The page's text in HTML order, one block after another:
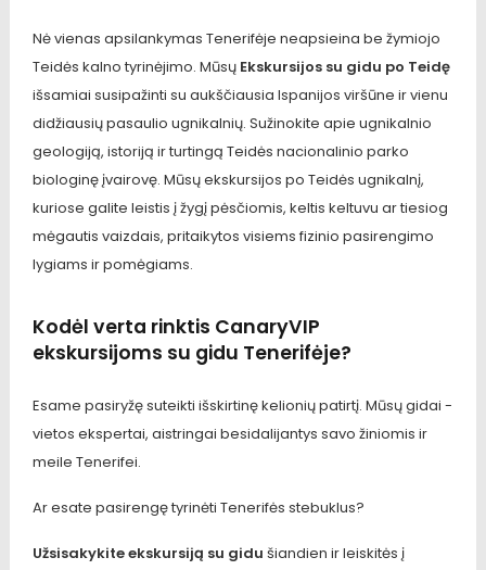
Nė vienas apsilankymas Tenerifėje neapsieina be žymiojo
Teidės kalno tyrinėjimo. Mūsų Ekskursijos su gidu po Teidę
išsamiai susipažinti su aukščiausia Ispanijos viršūne ir vienu
didžiausių pasaulio ugnikalnių. Sužinokite apie ugnikalnio
geologiją, istoriją ir turtingą Teidės nacionalinio parko
biologinę įvairovę. Mūsų ekskursijos po Teidės ugnikalnį,
kuriose galite leistis į žygį pėsčiomis, keltis keltuvu ar tiesiog
mėgautis vaizdais, pritaikytos visiems fizinio pasirengimo
lygiams ir pomėgiams.
Kodėl verta rinktis CanaryVIP
ekskursijoms su gidu Tenerifėje?
Esame pasiryžę suteikti išskirtinę kelionių patirtį. Mūsų gidai -
vietos ekspertai, aistringai besidalijantys savo žiniomis ir
meile Tenerifei.
Ar esate pasirengę tyrinėti Tenerifės stebuklus?
Užsisakykite ekskursiją su gidu šiandien ir leiskitės į